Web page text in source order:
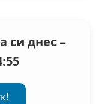
си днес –